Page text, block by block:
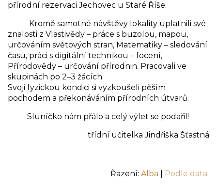
přírodní rezervaci Jechovec u Staré Říše.
Kromě samotné návštěvy lokality uplatnili své
znalosti z Vlastivědy – práce s buzolou, mapou,
určováním světových stran, Matematiky – sledování
času, práci s digitální technikou – focení,
Přírodovědy – určování přírodnin. Pracovali ve
skupinách po 2–3 žácích.
Svoji fyzickou kondici si vyzkoušeli pěším
pochodem a překonáváním přírodních útvarů.
Sluníčko nám přálo a celý výlet se podařil!
třídní učitelka Jindřiška Šťastná
Řazení: Alba Podle data